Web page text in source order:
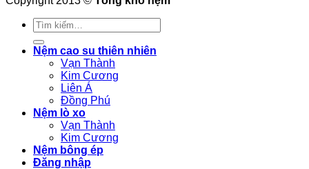
Tìm
kiếm:
Nệm cao su thiên nhiên
Vạn Thành
Kim Cương
Liên Á
Đồng Phú
Nệm lò xo
Vạn Thành
Kim Cương
Nệm bông ép
Đăng nhập